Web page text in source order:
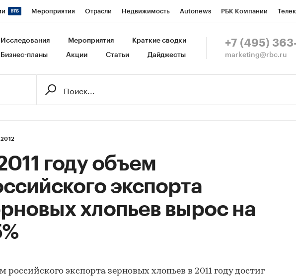
Мероприятия Отрасли Недвижимость Autonews РБК Компании
Франшизы Газета Спецпроекты СПб Конференции СПб Спецпроекты
Исследования Мероприятия Краткие сводки
Бизнес-планы Акции Статьи Дайджесты
+7 (495)
marketing@rbc.ru
году объем
экспорта
хлопьев вырос на
российского экспорта зерновых хлопьев в 2011 году достиг